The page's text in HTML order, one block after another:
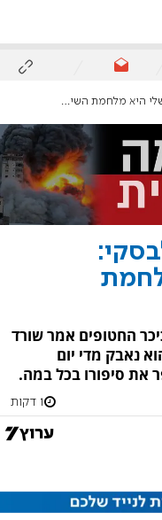
היא מלחמת השיקום"
למלחמה בכיכר החטופים אמר שורד
נאבק מדי יום
את סיפורו בכל במה.
1 דקות